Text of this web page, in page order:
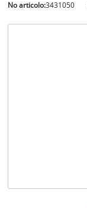
No articolo:3431050